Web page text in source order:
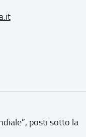
posti sotto la